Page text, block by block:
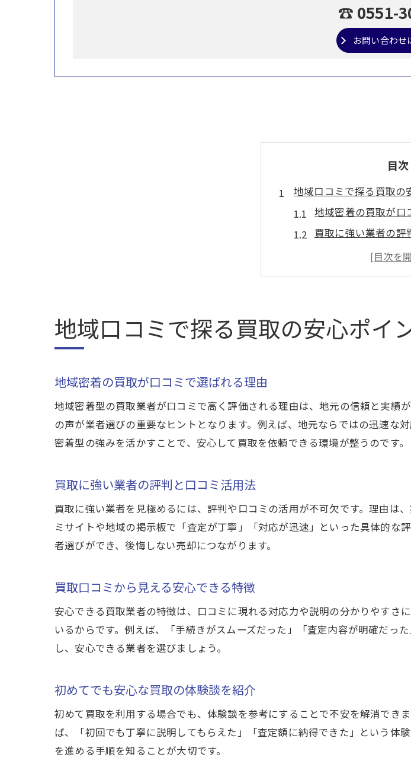
☎ 0551-
お問い合わせ
目次
地域口コミで探る買取の
地域密着の買取が口
買取に強い業者の評
買取口コミから見え
初めてでも安心な買
安心な買取を選ぶた
実績を重視するなら買取
買取体験談から学ぶ
リアルな買取体験談
買取実績の裏付けと
買取時の不安を口コ
口コミを活用した
買取前の疑問は口コ
韮崎市穂坂町長久保で
口コミで評判の買取
失敗しない買取のた
地域口コミで探る買取の安心ポイ
地域密着の買取が口コミで選ばれる理由
地域密着型の買取業者が口コミで高く評価される理由は、地元の信頼と実績
の声が業者選びの重要なヒントとなります。例えば、地元ならではの迅速な
密着型の強みを活かすことで、安心して買取を依頼できる環境が整うのです。
買取に強い業者の評判と口コミ活用法
買取に強い業者を見極めるには、評判や口コミの活用が不可欠です。理由は
ミサイトや地域の掲示板で「査定が丁寧」「対応が迅速」といった具体的な
者選びができ、後悔しない売却につながります。
買取口コミから見える安心できる特徴
安心できる買取業者の特徴は、口コミに現れる対応力や説明の分かりやすさ
いるからです。例えば、「手続きがスムーズだった」「査定内容が明確だっ
し、安心できる業者を選びましょう。
初めてでも安心な買取の体験談を紹介
初めて買取を利用する場合でも、体験談を参考にすることで不安を解消でき
ば、「初回でも丁寧に説明してもらえた」「査定額に納得できた」という体
を進める手順を知ることが大切です。